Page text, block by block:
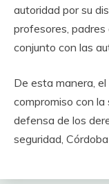
autoridad por su
profesores, padres
conjunto con las
De esta manera,
compromiso con
defensa de los
seguridad,